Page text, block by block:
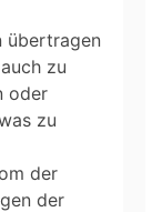
übertragen
zu
oder
zu
der
der